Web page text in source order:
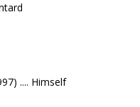
.... Himself